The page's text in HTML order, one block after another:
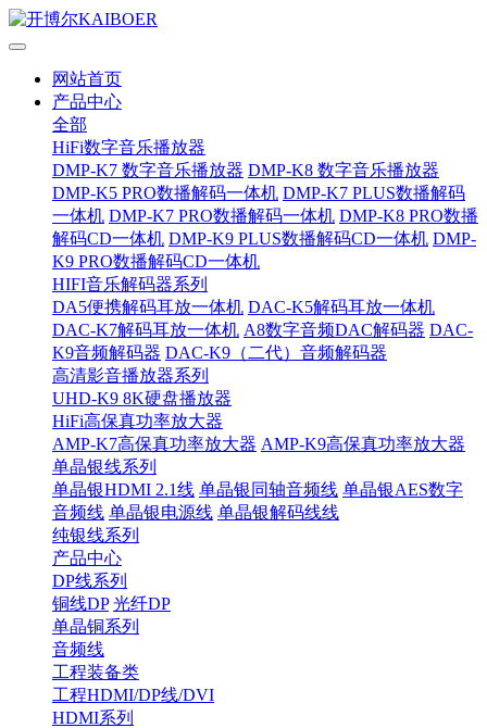
网站首页
产品中心
全部
HiFi数字音乐播放器
DMP-K7 数字音乐播放器 DMP-K8 数字音乐播放器
DMP-K5 PRO数播解码一体机 DMP-K7 PLUS数播解码
一体机 DMP-K7 PRO数播解码一体机 DMP-K8 PRO数播
解码CD一体机 DMP-K9 PLUS数播解码CD一体机 DMP-
K9 PRO数播解码CD一体机
HIFI音乐解码器系列
DA5便携解码耳放一体机 DAC-K5解码耳放一体机
DAC-K7解码耳放一体机 A8数字音频DAC解码器 DAC-
K9音频解码器 DAC-K9（二代）音频解码器
高清影音播放器系列
UHD-K9 8K硬盘播放器
HiFi高保真功率放大器
AMP-K7高保真功率放大器 AMP-K9高保真功率放大器
单晶银线系列
单晶银HDMI 2.1线 单晶银同轴音频线 单晶银AES数字
音频线 单晶银电源线 单晶银解码线线
纯银线系列
产品中心
DP线系列
铜线DP 光纤DP
单晶铜系列
音频线
工程装备类
工程HDMI/DP线/DVI
HDMI系列